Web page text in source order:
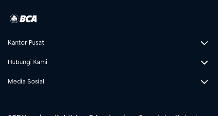
Kantor Pusat
Hubungi Kami
Media Sosial